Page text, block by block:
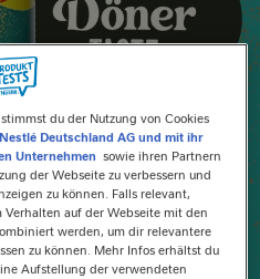
du der Nutzung von Cookies
Nestlé Deutschland AG und mit ihr
Unternehmen sowie ihren Partnern
der Webseite zu verbessern und
zu können. Falls relevant,
auf der Webseite mit den
werden, um dir relevantere
zu können. Mehr Infos erhältst du
Aufstellung der verwendeten